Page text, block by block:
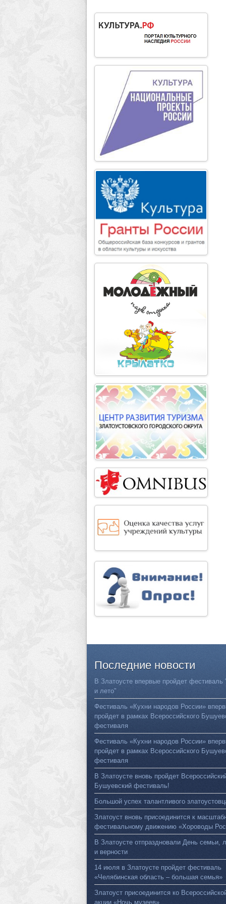
Последние новости
В Златоусте впервые пройдет фестиваль
и лето"
Фестиваль «Кухни народов России»
пройдет в рамках Всероссийского
фестиваля
Фестиваль «Кухни народов России»
пройдет в рамках Всероссийского
фестиваля
В Златоусте вновь пройдет
Бушуевский фестиваль!
Большой успех талантливого
Златоуст вновь присоединится к
фестивальному движению «Хороводы
В Златоусте отпраздновали День семьи,
и верности
14 июля в Златоусте пройдет фестиваль
«Челябинская область – большая семья»
Златоуст присоединится ко
акции «Ночь музеев»